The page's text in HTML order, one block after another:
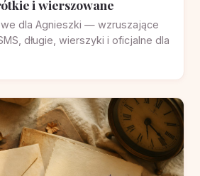
i wierszowane
dla Agnieszki — wzruszające
długie, wierszyki i oficjalne dla